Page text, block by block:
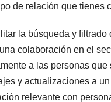
de relación que tienes
la búsqueda y filtrado
colaboración en el
a las personas
y actualizaciones a
relevante con